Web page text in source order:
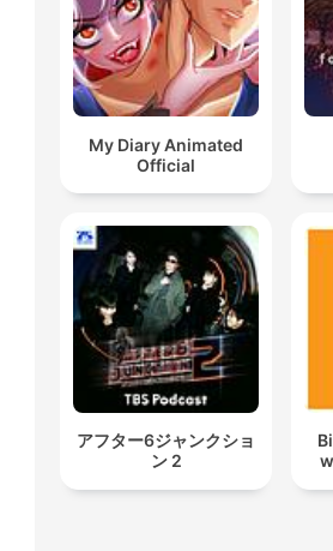
My Diary Animated
Official
アフター6ジャンクショ
ン 2